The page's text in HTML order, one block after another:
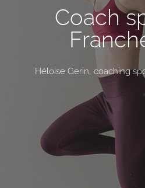
Coach
Héloïse Gerin, coaching